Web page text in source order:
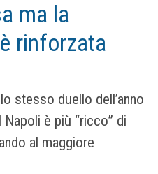
ma la
rinforzata
stesso duello dell’anno
è più “ricco” di
al maggiore